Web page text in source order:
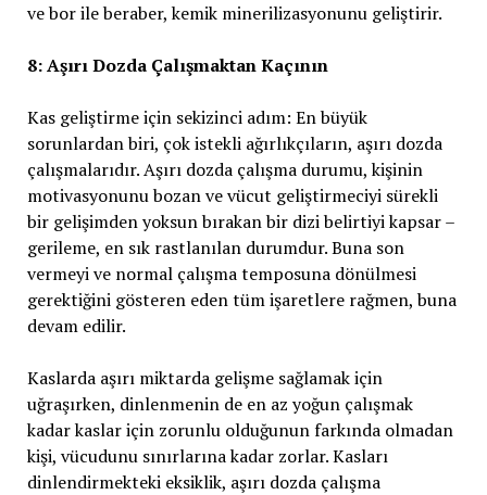
ve bor ile beraber, kemik minerilizasyonunu geliştirir.
8: Aşırı Dozda Çalışmaktan Kaçının
Kas geliştirme için sekizinci adım: En büyük
sorunlardan biri, çok istekli ağırlıkçıların, aşırı dozda
çalışmalarıdır. Aşırı dozda çalışma durumu, kişinin
motivasyonunu bozan ve vücut geliştirmeciyi sürekli
bir gelişimden yoksun bırakan bir dizi belirtiyi kapsar –
gerileme, en sık rastlanılan durumdur. Buna son
vermeyi ve normal çalışma temposuna dönülmesi
gerektiğini gösteren eden tüm işaretlere rağmen, buna
devam edilir.
Kaslarda aşırı miktarda gelişme sağlamak için
uğraşırken, dinlenmenin de en az yoğun çalışmak
kadar kaslar için zorunlu olduğunun farkında olmadan
kişi, vücudunu sınırlarına kadar zorlar. Kasları
dinlendirmekteki eksiklik, aşırı dozda çalışma